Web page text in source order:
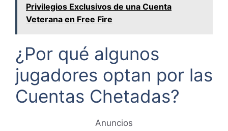
Privilegios Exclusivos de una Cuenta
Veterana en Free Fire
¿Por qué algunos
jugadores optan por las
Cuentas Chetadas?
Anuncios